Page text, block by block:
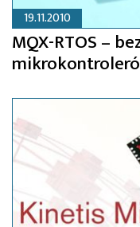
19.11.2010
MQX-RTOS –